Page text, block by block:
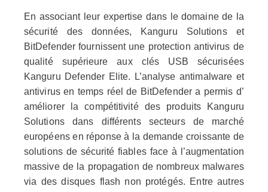
En associant leur expertise dans le domaine de la
sécurité des données, Kanguru Solutions et
BitDefender fournissent une protection antivirus de
qualité supérieure aux clés USB sécurisées
Kanguru Defender Elite. L’analyse antimalware et
antivirus en temps réel de BitDefender a permis d’
améliorer la compétitivité des produits Kanguru
Solutions dans différents secteurs de marché
européens en réponse à la demande croissante de
solutions de sécurité fiables face à l’augmentation
massive de la propagation de nombreux malwares
via des disques flash non protégés. Entre autres